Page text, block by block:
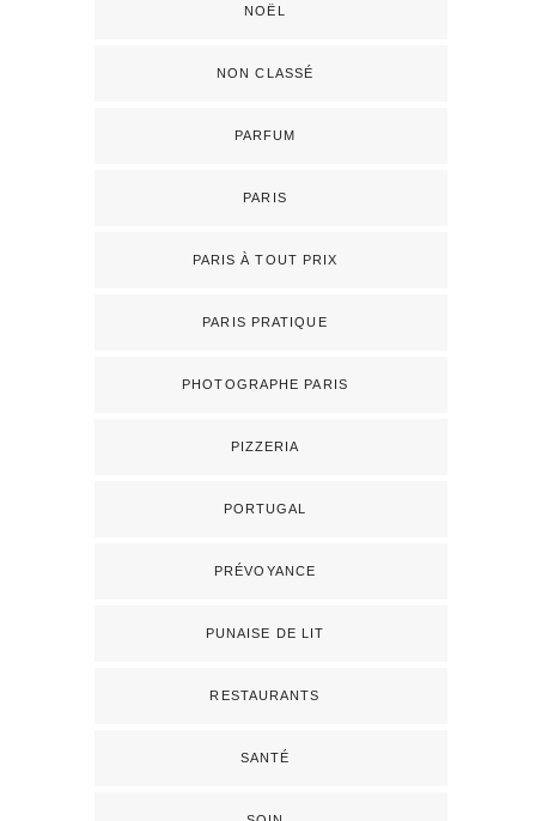
NOËL
NON CLASSÉ
PARFUM
PARIS
PARIS À TOUT PRIX
PARIS PRATIQUE
PHOTOGRAPHE PARIS
PIZZERIA
PORTUGAL
PRÉVOYANCE
PUNAISE DE LIT
RESTAURANTS
SANTÉ